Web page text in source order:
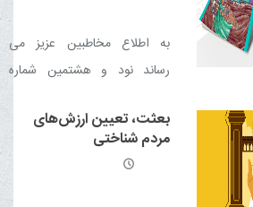
به اطلاع مخاطبین عزیز می
رساند نود و هشتمین شماره
تحلیلی بلیغ (اسفند 1402) منتشر
شد
بعثت، تعیین ارزش‌های
مردم شناختی